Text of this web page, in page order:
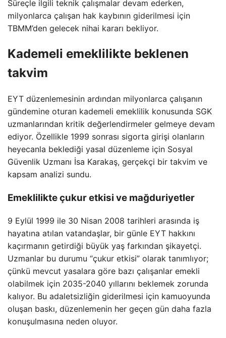
Süreçle ilgili teknik çalışmalar devam ederken,
milyonlarca çalışan hak kaybının giderilmesi için
TBMM’den gelecek nihai kararı bekliyor.
Kademeli emeklilikte beklenen
takvim
EYT düzenlemesinin ardından milyonlarca çalışanın
gündemine oturan kademeli emeklilik konusunda SGK
uzmanlarından kritik değerlendirmeler gelmeye devam
ediyor. Özellikle 1999 sonrası sigorta girişi olanların
heyecanla beklediği yasal düzenleme için Sosyal
Güvenlik Uzmanı İsa Karakaş, gerçekçi bir takvim ve
kapsam analizi sundu.
Emeklilikte çukur etkisi ve mağduriyetler
9 Eylül 1999 ile 30 Nisan 2008 tarihleri arasında iş
hayatına atılan vatandaşlar, bir günle EYT hakkını
kaçırmanın getirdiği büyük yaş farkından şikayetçi.
Uzmanlar bu durumu “çukur etkisi” olarak tanımlıyor;
çünkü mevcut yasalara göre bazı çalışanlar emekli
olabilmek için 2035-2040 yıllarını beklemek zorunda
kalıyor. Bu adaletsizliğin giderilmesi için kamuoyunda
oluşan baskı, düzenlemenin her geçen gün daha fazla
konuşulmasına neden oluyor.